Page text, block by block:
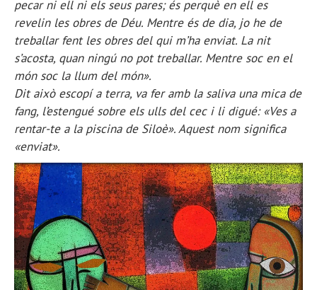
pecar ni ell ni els seus pares; és perquè en ell es
revelin les obres de Déu. Mentre és de dia, jo he de
treballar fent les obres del qui m’ha enviat. La nit
s’acosta, quan ningú no pot treballar. Mentre soc en el
món soc la llum del món».
Dit això escopí a terra, va fer amb la saliva una mica de
fang, l’estengué sobre els ulls del cec i li digué: «Ves a
rentar-te a la piscina de Siloè». Aquest nom significa
«enviat».